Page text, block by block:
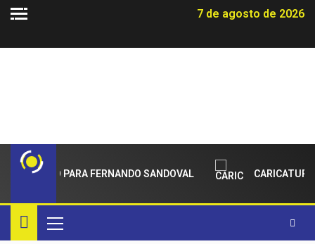
7 de agosto de 2026
PARA FERNANDO SANDOVAL CARICATURAS